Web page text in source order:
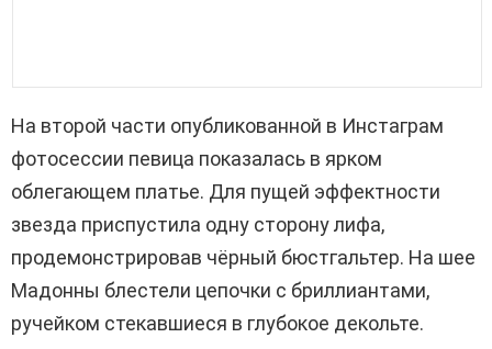
На второй части опубликованной в Инстаграм
фотосессии певица показалась в ярком
облегающем платье. Для пущей эффектности
звезда приспустила одну сторону лифа,
продемонстрировав чёрный бюстгальтер. На шее
Мадонны блестели цепочки с бриллиантами,
ручейком стекавшиеся в глубокое декольте.